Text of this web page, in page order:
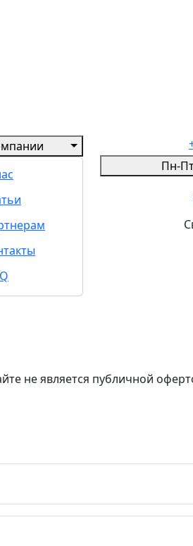
Пн-
не является публичной